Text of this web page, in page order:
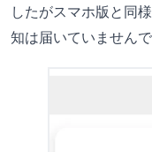
したがスマホ版と同
知は届いていませんで